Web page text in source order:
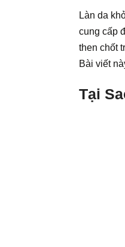
Làn da
cung cấp
then chốt
Bài viết
Tại